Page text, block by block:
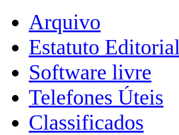
Arquivo
Estatuto Editorial
Software livre
Telefones Úteis
Classificados